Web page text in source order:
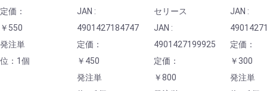
定価：
￥550
発注単
位：1個
JAN :
4901427184747
定価：
￥450
発注単
セリース
JAN :
4901427199925
定価：
￥800
JAN :
定価：
￥300
発注単